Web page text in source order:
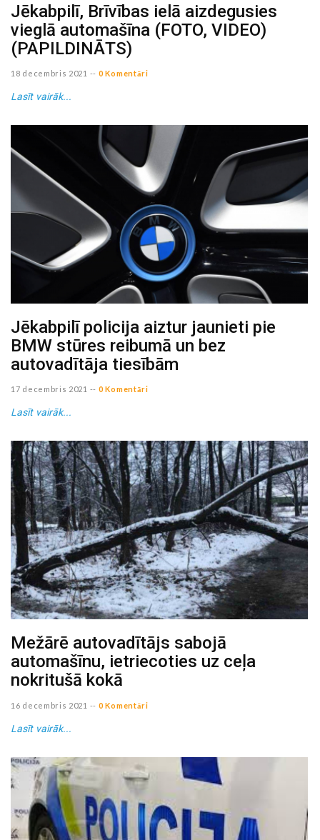
Jēkabpilī, Brīvības ielā aizdegusies
vieglā automašīna (FOTO, VIDEO)
(PAPILDINĀTS)
18 decembris 2021 -- 0 Komentāri
Lasīt vairāk...
Jēkabpilī policija aiztur jaunieti pie
BMW stūres reibumā un bez
autovadītāja tiesībām
17 decembris 2021 -- 0 Komentāri
Lasīt vairāk...
Mežārē autovadītājs sabojā
automašīnu, ietriecoties uz ceļa
nokritušā kokā
16 decembris 2021 -- 0 Komentāri
Lasīt vairāk...